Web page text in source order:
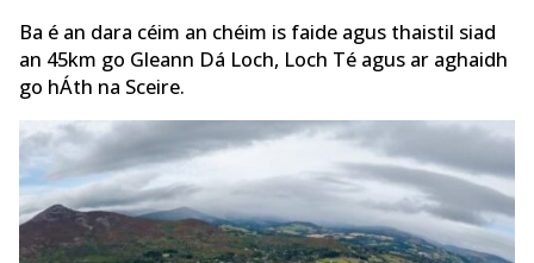
Ba é an dara céim an chéim is faide agus thaistil siad
an 45km go Gleann Dá Loch, Loch Té agus ar aghaidh
go hÁth na Sceire.